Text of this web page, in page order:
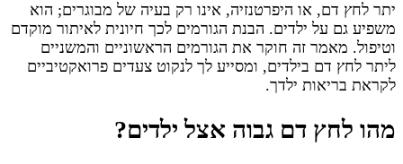
יתר לחץ דם, או היפרטנזיה, אינו רק בעיה של מבוגרים; הוא
משפיע גם על ילדים. הבנת הגורמים לכך חיונית לאיתור מוקדם
וטיפול. מאמר זה חוקר את הגורמים הראשוניים והמשניים
ליתר לחץ דם בילדים, ומסייע לך לנקוט צעדים פרואקטיביים
לקראת בריאות ילדך.
מהו לחץ דם גבוה אצל ילדים?